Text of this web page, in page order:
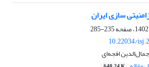
سازی ایران
235-285
10.22034/
افجه‌ای